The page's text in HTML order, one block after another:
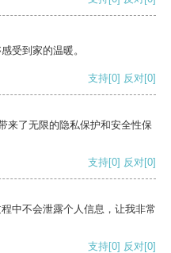
受到家的温暖。
支持[0] 反对[0]
来了无限的隐私保护和安全性保
支持[0] 反对[0]
中不会泄露个人信息，让我非常
支持[0] 反对[0]